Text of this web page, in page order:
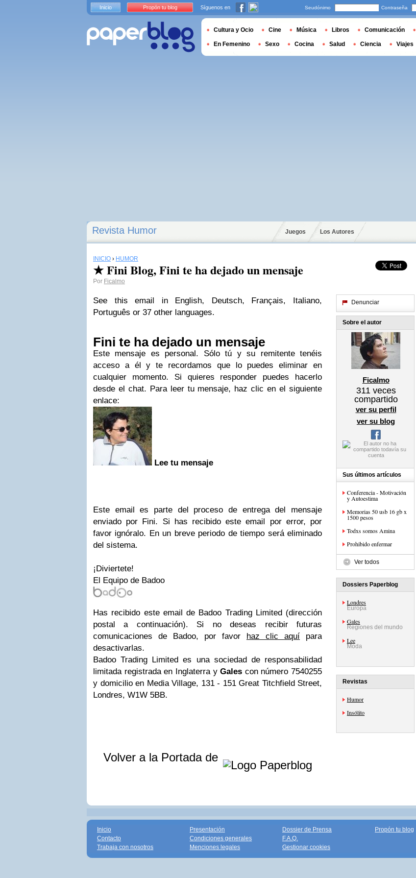
Revista Humor Juegos Los Autores
INICIO › HUMOR
★ Fini Blog, Fini te ha dejado un mensaje
Por Ficalmo
See this email in English, Deutsch, Français, Italiano,
Português or 37 other languages.
Fini te ha dejado un mensaje
Este mensaje es personal. Sólo tú y su remitente tenéis
acceso a él y te recordamos que lo puedes eliminar en
cualquier momento. Si quieres responder puedes hacerlo
desde el chat. Para leer tu mensaje, haz clic en el siguiente
enlace:
Lee tu mensaje
Este email es parte del proceso de entrega del mensaje
enviado por Fini. Si has recibido este email por error, por
favor ignóralo. En un breve periodo de tiempo será eliminado
del sistema.
¡Diviertete!
El Equipo de Badoo
Has recibido este email de Badoo Trading Limited (dirección
postal a continuación). Si no deseas recibir futuras
comunicaciones de Badoo, por favor haz clic aquí para
desactivarlas.
Badoo Trading Limited es una sociedad de responsabilidad
limitada registrada en Inglaterra yGales con número 7540255
y domicilio en Media Village, 131 - 151 Great Titchfield Street,
Londres, W1W 5BB.
Volver a la Portada de
Denunciar
Sobre el autor
Ficalmo
311veces
compartido
ver su perfil
ver su blog
Sus últimos artículos
Conferencia - Motivación
y Autoestima
Memorias 50 usb 16 gb x
1500 pesos
Todxs somos Amina
Prohibido enfermar
Ver todos
Dossiers Paperblog
Londres
Europa
Gales
Regiones del mundo
Lee
Moda
Revistas
Humor
Insólito
Inicio Propón tu blog Síguenos en Seudónimo Contraseña
Cultura y Ocio Cine Música Libros Comunicación
En Femenino Sexo Cocina Salud Ciencia Viajes
Inicio
Contacto
Trabaja con nosotros
Presentación
Condiciones generales
Menciones legales
Dossier de Prensa
F.A.Q.
Gestionar cookies
Propón tu blog